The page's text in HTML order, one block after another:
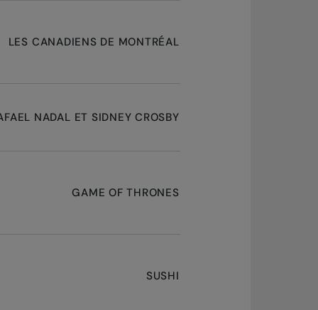
LES CANADIENS DE MONTRÉAL
NADAL ET SIDNEY CROSBY
GAME OF THRONES
SUSHI